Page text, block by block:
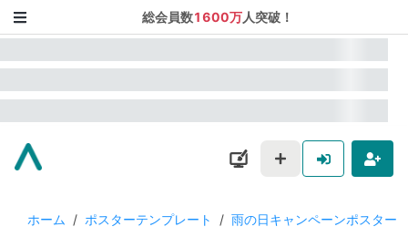
総会員数1600万人突破！
ホーム / ポスターテンプレート / 雨の日キャンペーンポスター